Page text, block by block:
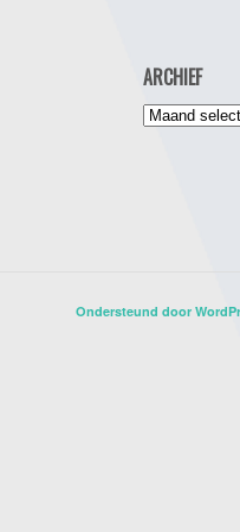
ARCHIEF
Archief
Ondersteund door